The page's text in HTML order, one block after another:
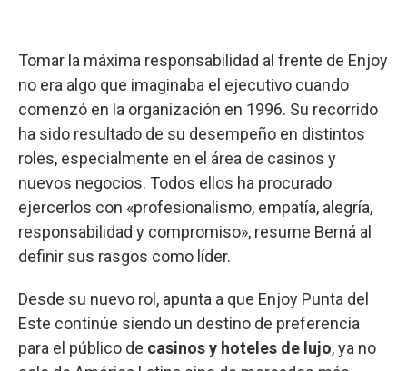
Tomar la máxima responsabilidad al frente de Enjoy
no era algo que imaginaba el ejecutivo cuando
comenzó en la organización en 1996. Su recorrido
ha sido resultado de su desempeño en distintos
roles, especialmente en el área de casinos y
nuevos negocios. Todos ellos ha procurado
ejercerlos con «profesionalismo, empatía, alegría,
responsabilidad y compromiso», resume Berná al
definir sus rasgos como líder.
Desde su nuevo rol, apunta a que Enjoy Punta del
Este continúe siendo un destino de preferencia
para el público de casinos y hoteles de lujo, ya no